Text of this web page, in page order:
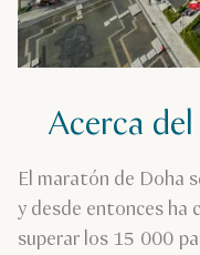
Acerca
El maratón de Doha
y desde entonces ha
superar los 15 000